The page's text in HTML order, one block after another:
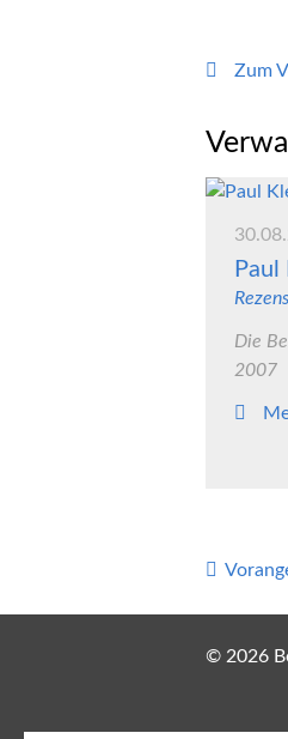
Zum
Paul
Die
2007
© 2026